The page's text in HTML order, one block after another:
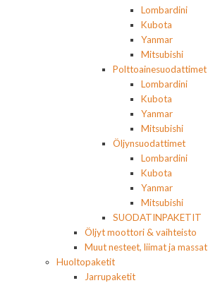
Lombardini
Kubota
Yanmar
Mitsubishi
Polttoainesuodattimet
Lombardini
Kubota
Yanmar
Mitsubishi
Öljynsuodattimet
Lombardini
Kubota
Yanmar
Mitsubishi
SUODATINPAKETIT
Öljyt moottori & vaihteisto
Muut nesteet, liimat ja massat
Huoltopaketit
Jarrupaketit